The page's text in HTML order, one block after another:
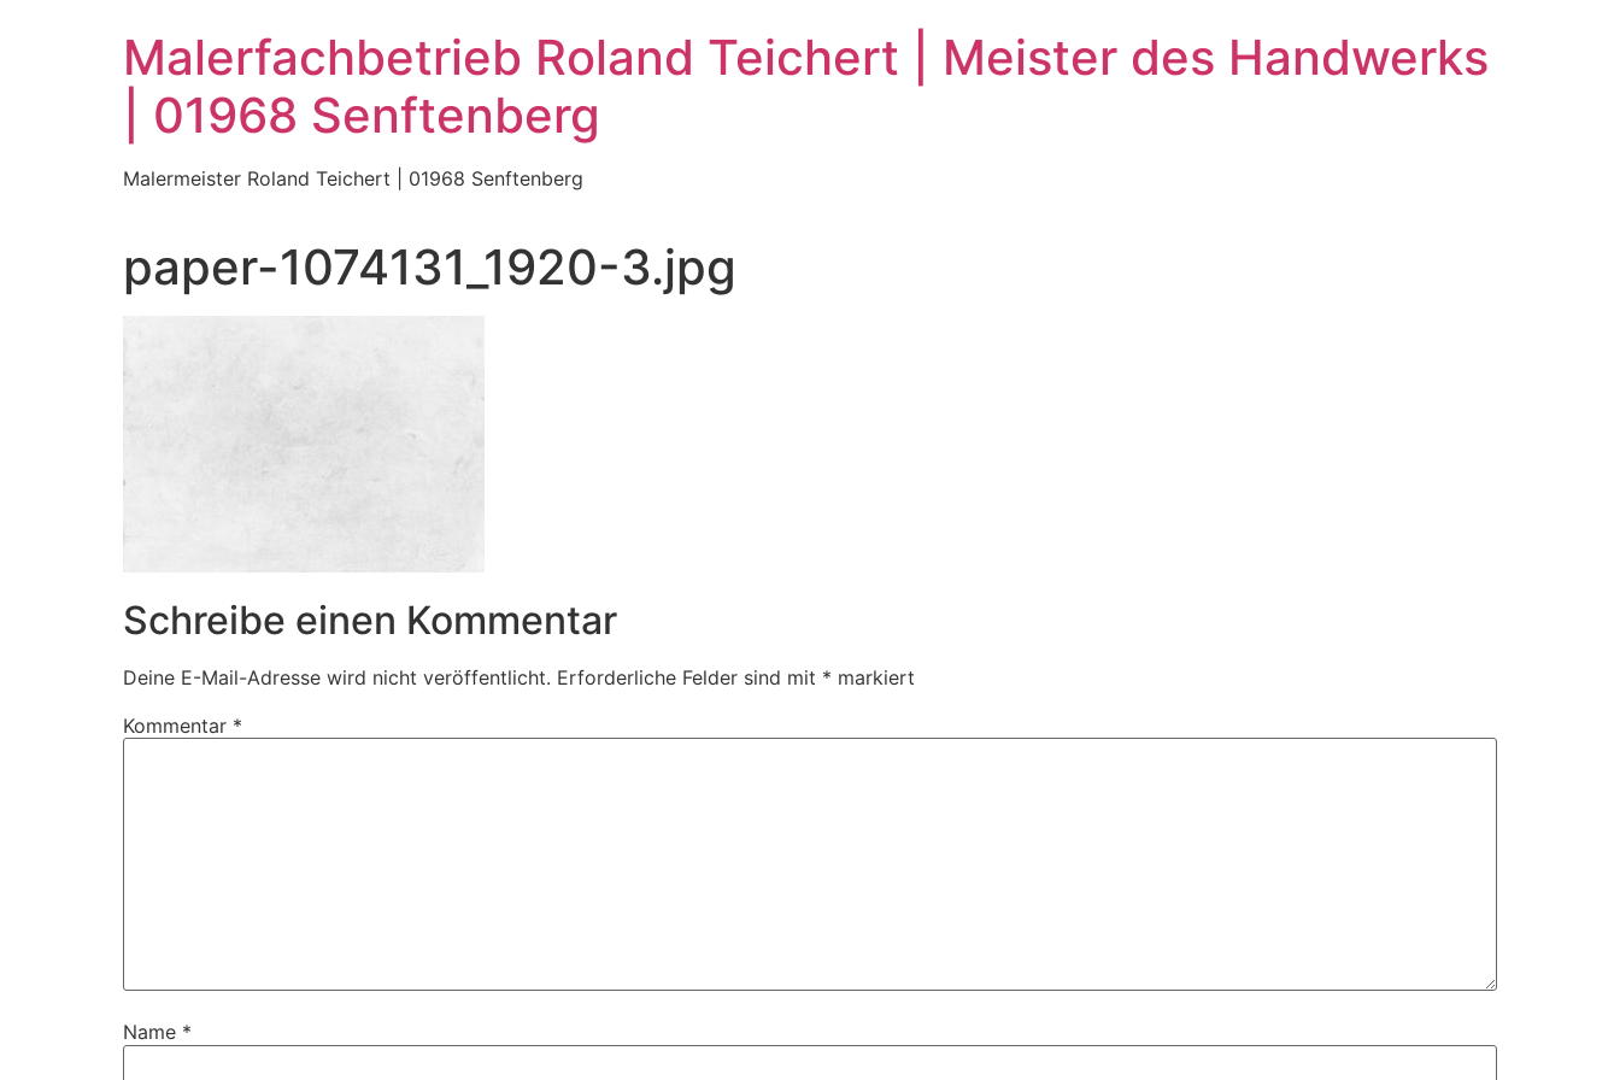
Malerfachbetrieb Roland Teichert | Meister des Handwerks
| 01968 Senftenberg
Malermeister Roland Teichert | 01968 Senftenberg
paper-1074131_1920-3.jpg
Schreibe einen Kommentar
Deine E-Mail-Adresse wird nicht veröffentlicht. Erforderliche Felder sind mit * markiert
Kommentar *
Name *